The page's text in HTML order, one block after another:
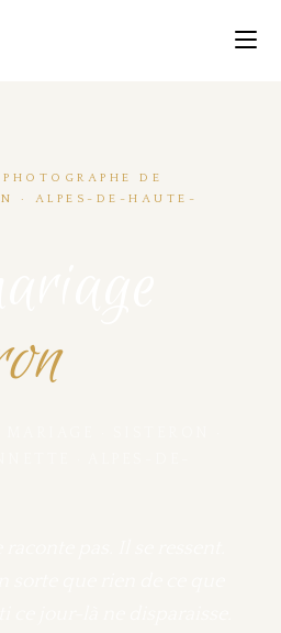
DE
· ALPES-DE-HAUTE-